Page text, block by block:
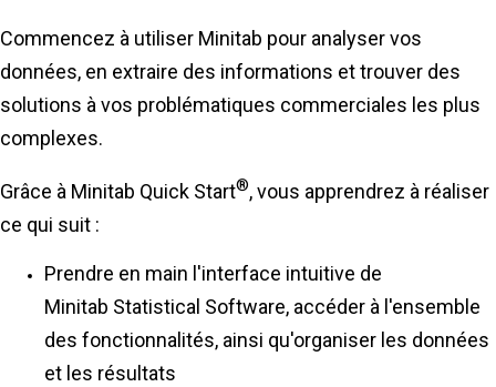
Commencez à utiliser Minitab pour analyser vos
données, en extraire des informations et trouver des
solutions à vos problématiques commerciales les plus
complexes.
Grâce à Minitab Quick Start®, vous apprendrez à réaliser
ce qui suit :
Prendre en main l'interface intuitive de
Minitab Statistical Software, accéder à l'ensemble
des fonctionnalités, ainsi qu'organiser les données
et les résultats